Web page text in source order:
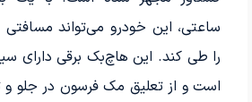
را طی کند. این هاچ‌بک برقی دارای
است و از تعلیق مک فرسون در جلو